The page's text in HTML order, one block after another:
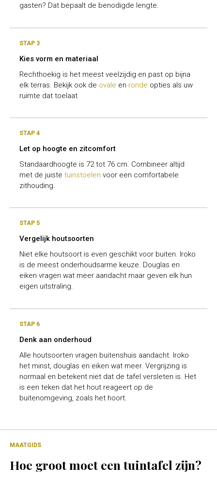
gasten? Dat bepaalt de benodigde lengte.
STAP 3
Kies vorm en materiaal
Rechthoekig is het meest veelzijdig en past op bijna
elk terras. Bekijk ook de ovale en ronde opties als uw
ruimte dat toelaat.
STAP 4
Let op hoogte en zitcomfort
Standaardhoogte is 72 tot 76 cm. Combineer altijd
met de juiste tuinstoelen voor een comfortabele
zithouding.
STAP 5
Vergelijk houtsoorten
Niet elke houtsoort is even geschikt voor buiten. Iroko
is de meest onderhoudsarme keuze. Douglas en
eiken vragen wat meer aandacht maar geven elk hun
eigen uitstraling.
STAP 6
Denk aan onderhoud
Alle houtsoorten vragen buitenshuis aandacht. Iroko
het minst, douglas en eiken wat meer. Vergrijzing is
normaal en betekent niet dat de tafel versleten is. Het
is een teken dat het hout reageert op de
buitenomgeving, zoals het hoort.
MAATGIDS
Hoe groot moet een tuintafel zijn?